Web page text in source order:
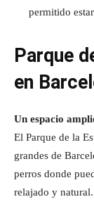
permitido
Parque
en
Un espacio
El Parque de la
grandes de
perros donde
relajado y